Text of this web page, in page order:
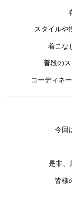
スタイルや
着こな
普段の
コーディネ
今回
是非、
皆様